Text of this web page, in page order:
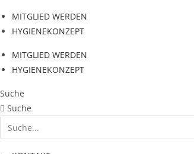
Zum
Inhalt
MITGLIED WERDEN
HYGIENEKONZEPT
MITGLIED WERDEN
HYGIENEKONZEPT
Suche
Suche